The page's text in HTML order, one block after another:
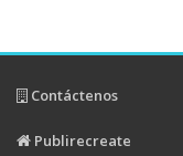
Contáctenos
Publirecreate